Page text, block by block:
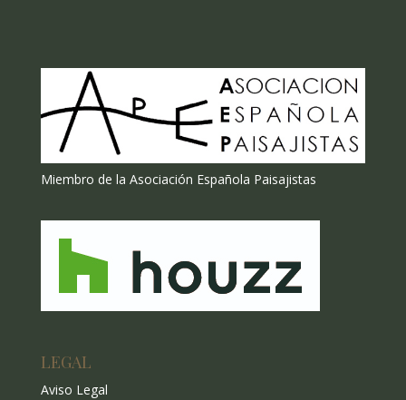
Miembro de la Asociación Española Paisajistas
LEGAL
Aviso Legal